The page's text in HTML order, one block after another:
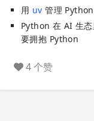
用 uv 管理
Python 在 AI 生态
要拥抱 Python
4 个赞